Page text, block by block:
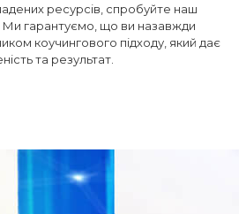
ресурсів, спробуйте наш
гарантуємо, що ви назавжди
коучингового підходу, який дає
та результат.